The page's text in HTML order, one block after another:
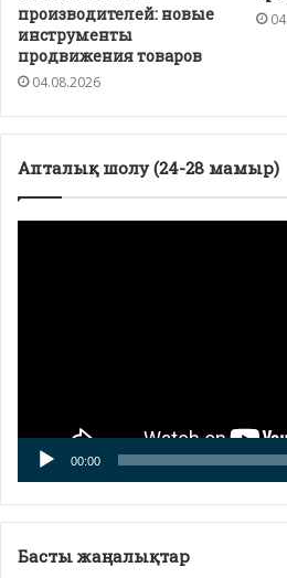
производителей: новые
инструменты
продвижения товаров
04.08.2026
Апталық шолу (24-28 мамыр)
00:00
Басты жаңалықтар